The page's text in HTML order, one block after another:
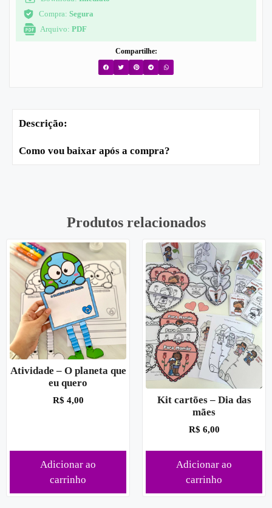
Compra: Segura
Arquivo: PDF
Compartilhe:
Descrição:
Como vou baixar após a compra?
Produtos relacionados
Atividade – O planeta que
eu quero
R$ 4,00
Adicionar ao
carrinho
Kit cartões – Dia das
mães
R$ 6,00
Adicionar ao
carrinho